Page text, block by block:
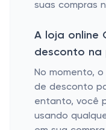
suas compras
A loja online
desconto na
No momento,
de desconto
entanto, você
usando